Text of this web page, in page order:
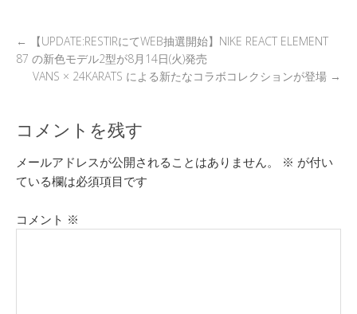
←
【UPDATE:RESTIRにてWEB抽選開始】NIKE REACT ELEMENT
87 の新色モデル2型が8月14日(火)発売
VANS × 24KARATS による新たなコラボコレクションが登場 →
コメントを残す
メールアドレスが公開されることはありません。 ※ が付い
ている欄は必須項目です
コメント ※